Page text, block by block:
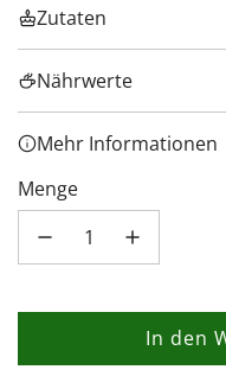
Zutaten
Nährwerte
Mehr Informationen
Menge
In den